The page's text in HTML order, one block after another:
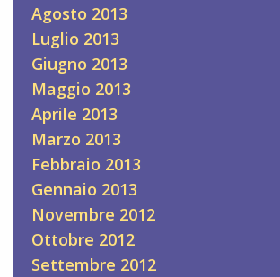
Agosto 2013
Luglio 2013
Giugno 2013
Maggio 2013
Aprile 2013
Marzo 2013
Febbraio 2013
Gennaio 2013
Novembre 2012
Ottobre 2012
Settembre 2012